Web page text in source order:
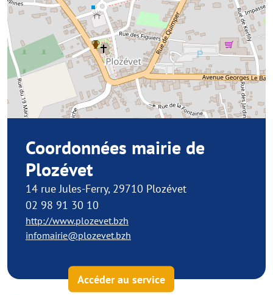
Coordonnées mairie de
Plozévet
14 rue Jules-Ferry, 29710 Plozévet
02 98 91 30 10
http://www.plozevet.bzh
infomairie@plozevet.bzh
Accéder au service